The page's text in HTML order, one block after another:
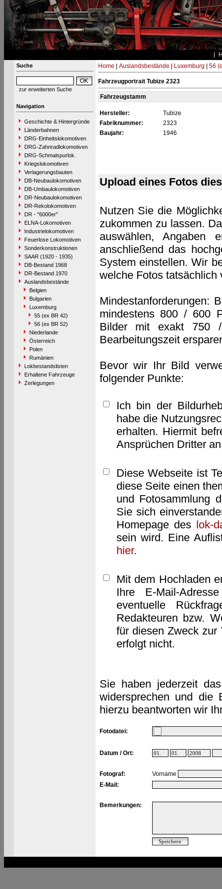
Suche
zur erweiterten Suche
Navigation
Geschichte & Hintergründe
Länderbahnen
DRG-Einheitslokomotiven
DRG-Zahnradlokomotiven
DRG-Schmalspurlok.
Kriegslokomotiven
Verlagerungsbauten
DB-Neubaulokomotiven
DB-Umbaulokomotiven
DR-Neubaulokomotiven
DR-Rekolokomotiven
DR - "6000er"
ELNA-Lokomotiven
Industrielokomotiven
Feuerlose Lokomotiven
Sonderkonstruktionen
SAAR (1920 - 1935)
DB-Bestand 1968
DR-Bestand 1970
Auslandsbestände
Belgien
Bulgarien
Luxemburg
55 (ex BR 42)
56 (ex BR 52)
Niederlande
Österreich
Polen
Rumänien
Lokbestandslisten
Erhaltene Fahrzeuge
Zerlegungen
Home Auslandsbestände Luxemburg 56
Fahrzeugportrait Tubize 2323
Fahrzeugstamm
Hersteller:
Tubize
Fabriknummer:
2323
Baujahr:
1946
Upload eines Fotos
Nutzen Sie die
zukommen zu lassen.
auswählen, Angaben
anschließend das
System einstellen. Wir
welche Fotos tatsächlich
Mindestanforderungen:
mindestens 800 / 600
Bilder mit exakt 750
Bearbeitungszeit
Bevor wir Ihr Bild
folgender Punkte:
Ich bin der
habe die
erhalten. Hiermit
Ansprüchen Dritter
Diese Webseite ist
diese Seite einen
und Fotosammlung
Sie sich
Homepage des lok-
sein wird. Eine
hier.
Mit dem Hochladen
Ihre E-Mail-
eventuelle
Redakteuren bzw.
für diesen Zweck zur
erfolgt nicht.
Sie haben jederzeit
widersprechen und die
hierzu beantworten wir
Fotodatei:
Datum / Ort:
Fotograf:
Vorname
E-Mail:
Bemerkungen: